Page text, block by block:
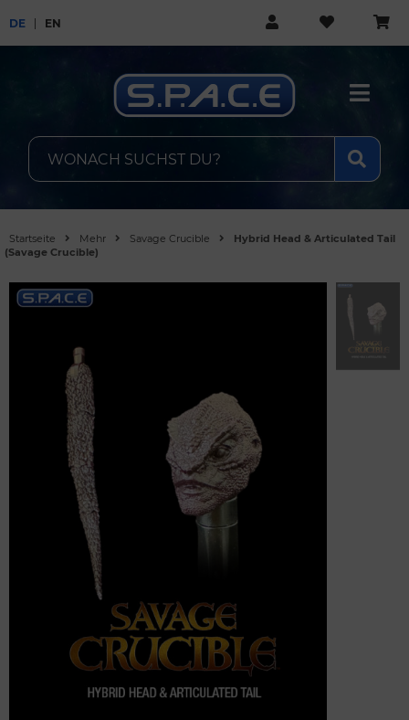
DE EN
Startseite Mehr Savage Crucible
Hybrid Head & Articulated Tail
(Savage Crucible)